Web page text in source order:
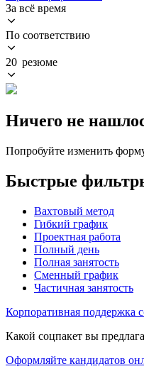
За всё время
По соответствию
20 резюме
Ничего не
Попробуйте изменить
Быстрые
Вахтовый метод
Гибкий график
Проектная работа
Полный день
Полная занятость
Сменный график
Частичная занятость
Корпоративная поддержка
Какой соцпакет вы
Оформляйте кандидатов